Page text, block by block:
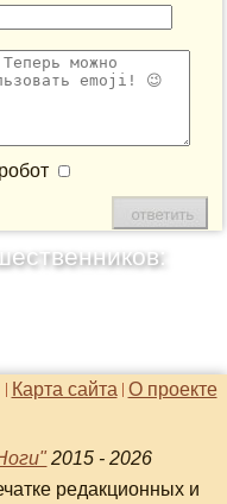
О проекте
Карта сайта
2015 - 2026
редакционных и